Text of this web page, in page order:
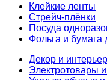
Клейкие ленты
Стрейч-плёнки
Посуда
Фольга и бумага
Декор и интерьер
Электротовары